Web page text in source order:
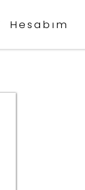
Hesabım